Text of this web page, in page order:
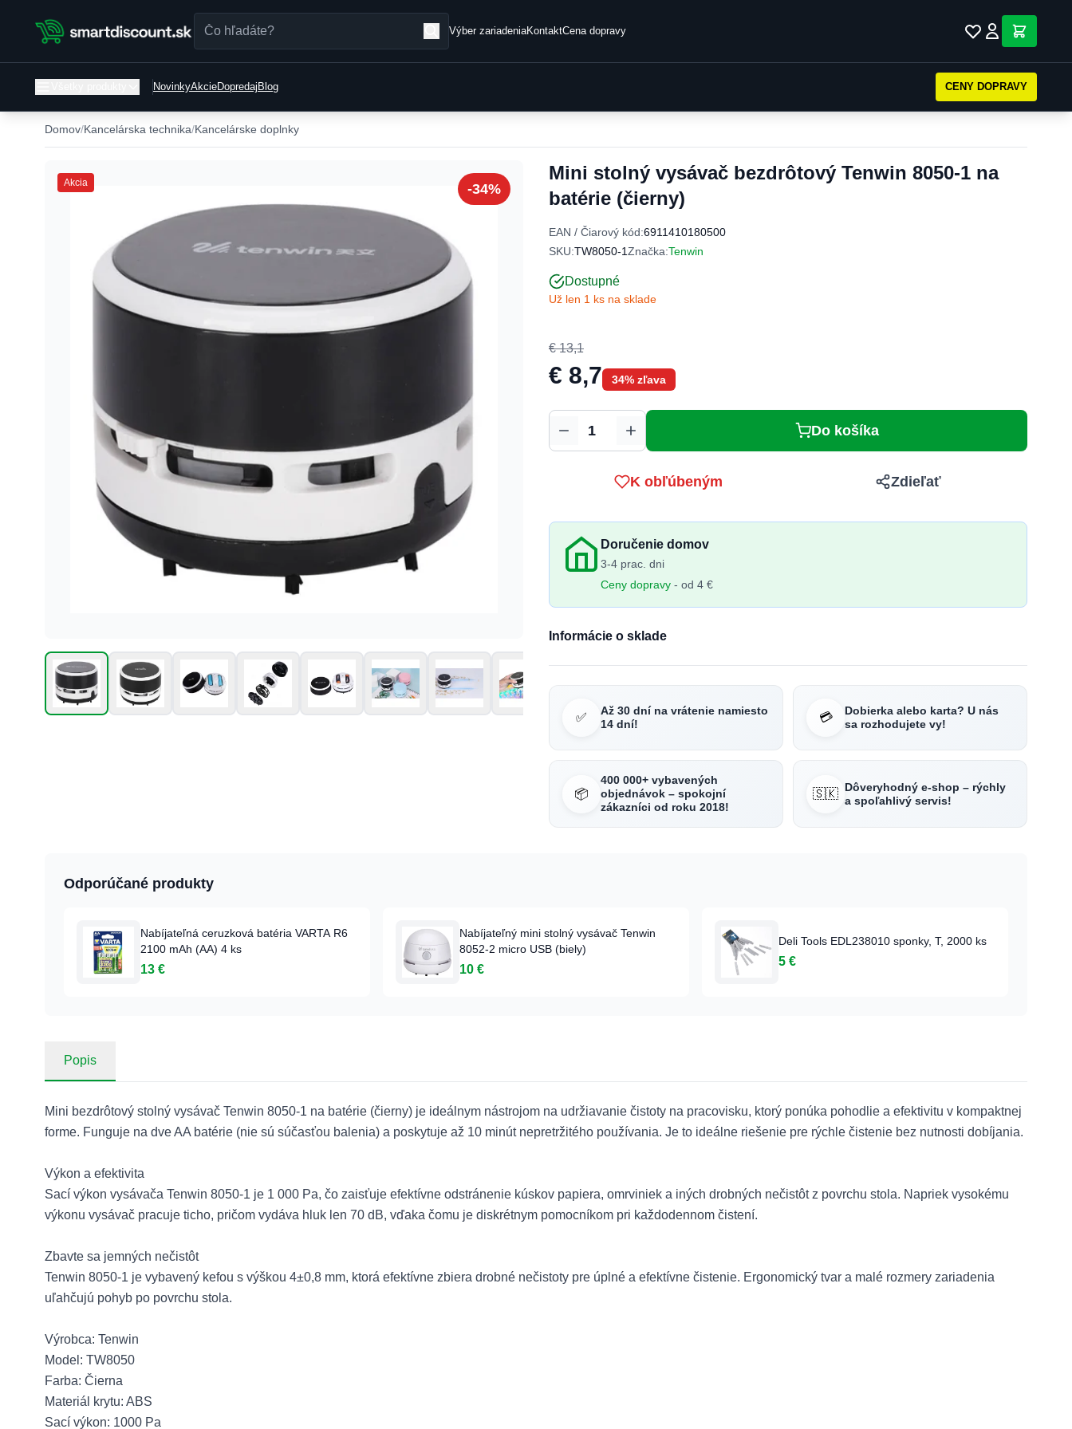
Výber zariadeniaKontaktCena dopravy
NovinkyAkcieDopredaj Blog CENY DOPRAVY
Domov Kancelárska technika Kancelárske doplnky
Akcia -34%
Mini stolný vysávač bezdrôtový Tenwin 8050-1 na
batérie (čierny)
EAN / Čiarový kód:6911410180500
SKU:TW8050-1Značka:Tenwin
Dostupné
Už len 1 ks na sklade
€ 13,1
€ 8,7 34% zľava
Množstvo Do košíka
K obľúbeným Zdieľať
Doručenie domov
3-4 prac. dni
Ceny dopravy - od 4 €
Informácie o sklade
✅
Až 30 dní na vrátenie namiesto
14 dní!
💳
Dobierka alebo karta? U nás
sa rozhodujete vy!
📦
400 000+ vybavených
objednávok – spokojní
zákazníci od roku 2018!
🇸🇰 Dôveryhodný e-shop – rýchly
a spoľahlivý servis!
Odporúčané produkty
Nabíjateľná ceruzková batéria VARTA R6
2100 mAh (AA) 4 ks
13 €
Nabíjateľný mini stolný vysávač Tenwin
8052-2 micro USB (biely)
10 €
Deli Tools EDL238010 sponky, T, 2000 ks
5 €
Popis
Mini bezdrôtový stolný vysávač Tenwin 8050-1 na batérie (čierny) je ideálnym nástrojom na udržiavanie čistoty na pracovisku, ktorý ponúka pohodlie a efektivitu v kompaktnej
forme. Funguje na dve AA batérie (nie sú súčasťou balenia) a poskytuje až 10 minút nepretržitého používania. Je to ideálne riešenie pre rýchle čistenie bez nutnosti dobíjania.
Výkon a efektivita
Sací výkon vysávača Tenwin 8050-1 je 1 000 Pa, čo zaisťuje efektívne odstránenie kúskov papiera, omrviniek a iných drobných nečistôt z povrchu stola. Napriek vysokému
výkonu vysávač pracuje ticho, pričom vydáva hluk len 70 dB, vďaka čomu je diskrétnym pomocníkom pri každodennom čistení.
Zbavte sa jemných nečistôt
Tenwin 8050-1 je vybavený kefou s výškou 4±0,8 mm, ktorá efektívne zbiera drobné nečistoty pre úplné a efektívne čistenie. Ergonomický tvar a malé rozmery zariadenia
uľahčujú pohyb po povrchu stola.
Výrobca: Tenwin
Model: TW8050
Farba: Čierna
Materiál krytu: ABS
Sací výkon: 1000 Pa